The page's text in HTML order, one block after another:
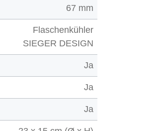
67 mm
Flaschenkühler
SIEGER DESIGN
Ja
Ja
Ja